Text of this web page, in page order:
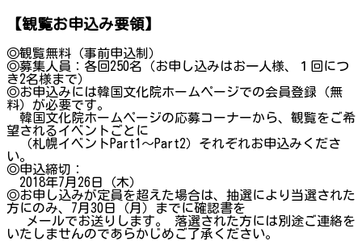
【観覧お申込み要領】
◎観覧無料（事前申込制）
◎募集人員：各回250名（お申し込みはお一人様、１回につ
き2名様まで）
◎お申込みには韓国文化院ホームページでの会員登録（無
料）が必要です。
韓国文化院ホームページの応募コーナーから、観覧をご希
望されるイベントごとに
（札幌イベントPart1～Part2）それぞれお申込みくださ
い。
◎申込締切：
2018年7月26日（木）
◎お申し込みが定員を超えた場合は、抽選により当選された
方にのみ、7月30日（月）までに確認書を
メールでお送りします。 落選された方には別途ご連絡を
いたしませんのであらかじめご了承ください。